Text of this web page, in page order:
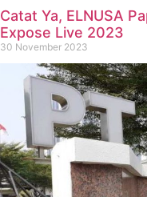
Catat Ya, ELNUSA
Expose Live 2023
30 November 2023